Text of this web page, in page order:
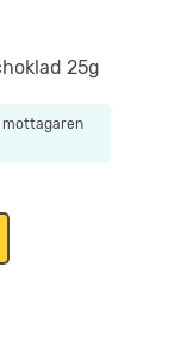
25g
mottagaren